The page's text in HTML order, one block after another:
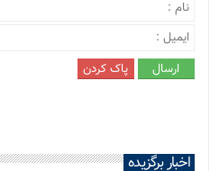
اخبار برگزیده